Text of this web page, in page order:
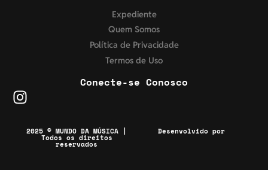
Expediente
Quem Somos
Política de Privacidade
Termos de Uso
Conecte-se Conosco
2025 © MUNDO DA MÚSICA |
Todos os direitos
reservados
Desenvolvido por